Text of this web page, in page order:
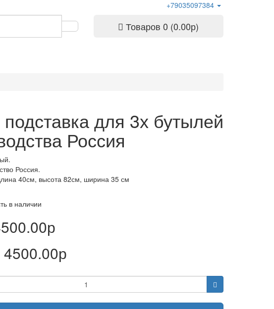
+79035097384
Товаров 0 (0.00р)
для 3х бутылей
Россия
Россия.
40см, высота 82см, ширина 35 см
в наличии
4500.00р